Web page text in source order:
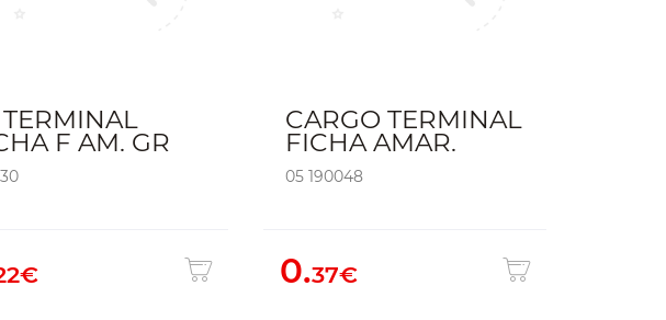
TERMINAL
F AM. GR
CARGO TERMINAL
FICHA AMAR.
05 190048
0.37€